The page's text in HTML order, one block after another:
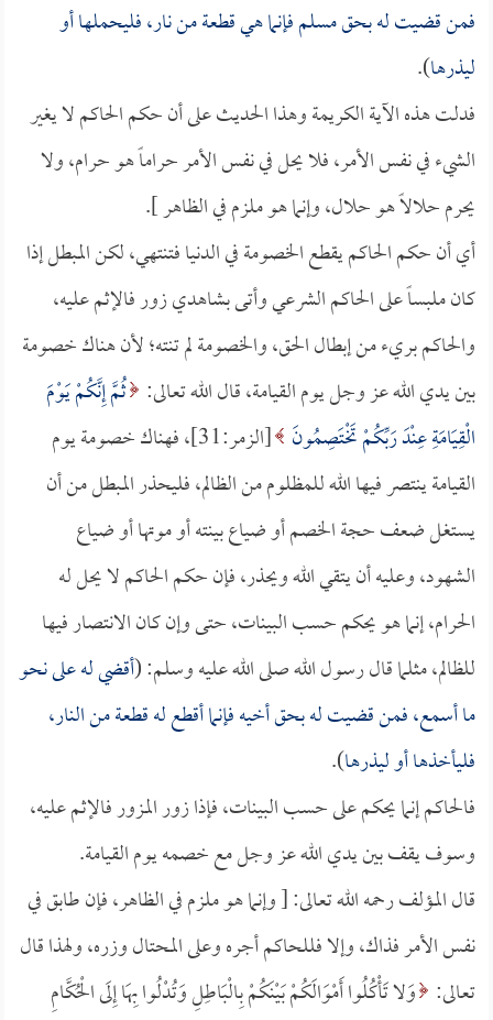
فمن قضيت له بحق مسلم فإنما هي قطعة من نار، فليحملها أو
ليذرها).
فدلت هذه الآية الكريمة وهذا الحديث على أن حكم الحاكم لا يغير
الشيء في نفس الأمر، فلا يحل في نفس الأمر حراماً هو حرام، ولا
يحرم حلالاً هو حلال، وإنما هو ملزم في الظاهر ].
أي أن حكم الحاكم يقطع الخصومة في الدنيا فتنتهي، لكن المبطل إذا
كان ملبساً على الحاكم الشرعي وأتى بشاهدي زور فالإثم عليه،
والحاكم بريء من إبطال الحق، والخصومة لم تنته؛ لأن هناك خصومة
بين يدي الله عز وجل يوم القيامة، قال الله تعالى: ثُمَّ إِنَّكُمْ يَوْمَ
الْقِيَامَةِ عِنْدَ رَبِّكُمْ تَخْتَصِمُونَ
[الزمر:31]، فهناك خصومة يوم
القيامة ينتصر فيها الله للمظلوم من الظالم، فليحذر المبطل من أن
يستغل ضعف حجة الخصم أو ضياع بينته أو موتها أو ضياع
الشهود، وعليه أن يتقي الله ويحذر، فإن حكم الحاكم لا يحل له
الحرام، إنما هو يحكم حسب البينات، حتى وإن كان الانتصار فيها
للظالم، مثلما قال رسول الله صلى الله عليه وسلم: (أقضي له على نحو
ما أسمع، فمن قضيت له بحق أخيه فإنما أقطع له قطعة من النار،
فليأخذها أو ليذرها).
فالحاكم إنما يحكم على حسب البينات، فإذا زور المزور فالإثم عليه،
وسوف يقف بين يدي الله عز وجل مع خصمه يوم القيامة.
قال المؤلف رحمه الله تعالى: [ وإنما هو ملزم في الظاهر، فإن طابق في
نفس الأمر فذاك، وإلا فللحاكم أجره وعلى المحتال وزره، ولهذا قال
تعالى: وَلا تَأْكُلُوا أَمْوَالَكُمْ بَيْنَكُمْ بِالْبَاطِلِ وَتُدْلُوا بِهَا إِلَى الْحُكَّامِ